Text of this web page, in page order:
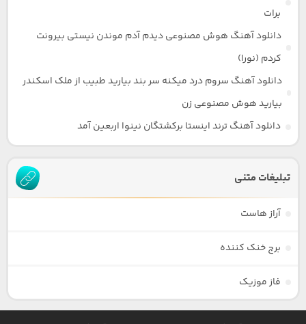
برات
دانلود آهنگ هوش مصنوعی دیدم آدم موندن نیستی بیرونت
کردم (نورا)
دانلود آهنگ سروم درد میکنه سر بند بیارید طبیب از ملک اسکندر
بیارید هوش مصنوعی زن
دانلود آهنگ ترند اینستا برکشتگان نینوا اربعین آمد
تبلیغات متنی
آراز هاست
برج خنک کننده
فاز موزیک